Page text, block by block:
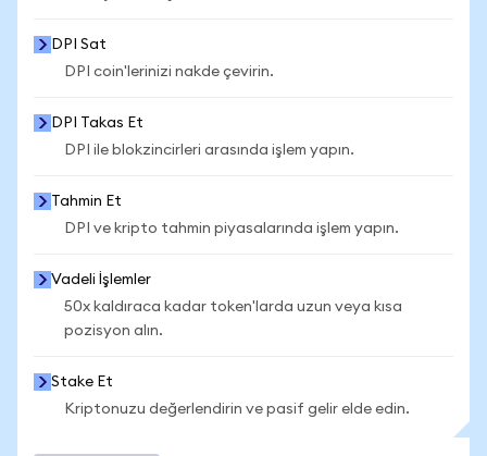
DPI Sat
DPI coin'lerinizi nakde çevirin.
DPI Takas Et
DPI ile blokzincirleri arasında işlem yapın.
Tahmin Et
DPI ve kripto tahmin piyasalarında işlem yapın.
Vadeli İşlemler
50x kaldıraca kadar token'larda uzun veya kısa
pozisyon alın.
Stake Et
Kriptonuzu değerlendirin ve pasif gelir elde edin.